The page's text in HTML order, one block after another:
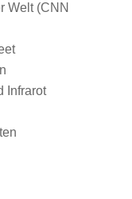
Welt (CNN
Infrarot